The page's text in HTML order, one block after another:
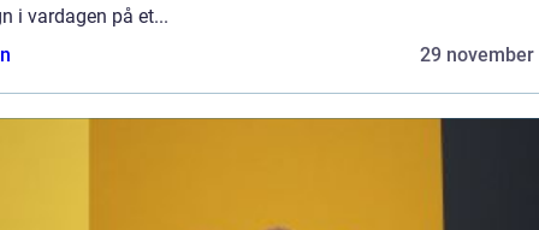
i vardagen på et...
29 november